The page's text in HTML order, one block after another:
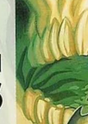
Park , Return to
et autres remakes.